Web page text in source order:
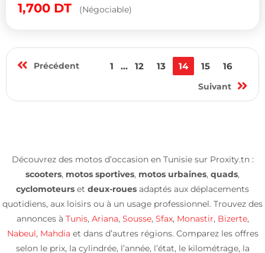
1,700 DT (Négociable)
Précédent 1 ... 12 13 14 15 16
Suivant
Découvrez des motos d’occasion en Tunisie sur Proxity.tn :
scooters, motos sportives, motos urbaines, quads,
cyclomoteurs et deux-roues adaptés aux déplacements
quotidiens, aux loisirs ou à un usage professionnel. Trouvez des
annonces à Tunis, Ariana, Sousse, Sfax, Monastir, Bizerte,
Nabeul, Mahdia et dans d’autres régions. Comparez les offres
selon le prix, la cylindrée, l’année, l’état, le kilométrage, la